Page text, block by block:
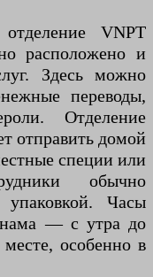
VNPT
расположено и
Здесь можно
переводы,
Отделение
отправить домой
специи или
обычно
Часы
— с утра до
особенно в